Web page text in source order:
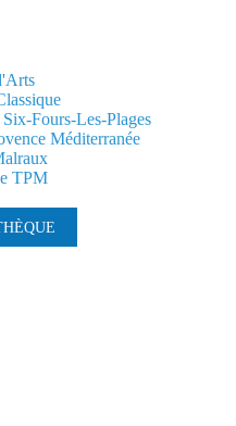
Fours-Les-Plages
Méditerranée
TPM